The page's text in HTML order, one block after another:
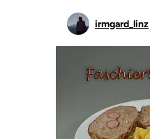
irmgard_linz